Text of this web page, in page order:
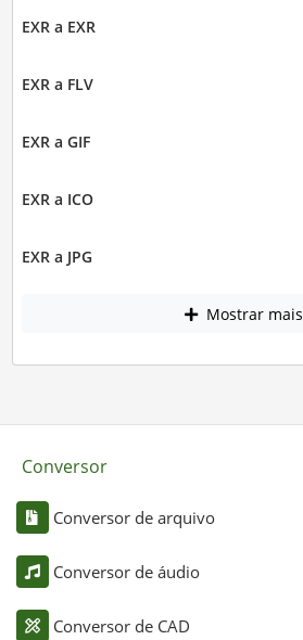
EXR a EXR
EXR a FLV
EXR a GIF
EXR a ICO
EXR a JPG
Mostrar mais
Conversor
Conversor de arquivo
Conversor de áudio
Conversor de CAD